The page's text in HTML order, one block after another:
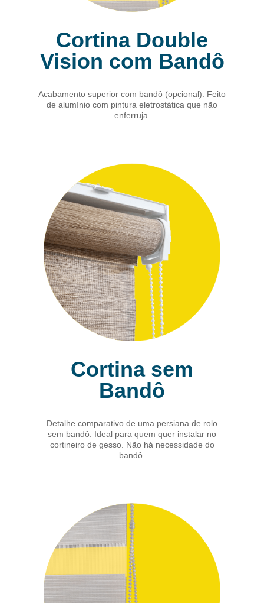
Cortina Double
Vision com Bandô
Acabamento superior com bandô (opcional). Feito
de alumínio com pintura eletrostática que não
enferruja.
Cortina sem
Bandô
Detalhe comparativo de uma persiana de rolo
sem bandô. Ideal para quem quer instalar no
cortineiro de gesso. Não há necessidade do
bandô.